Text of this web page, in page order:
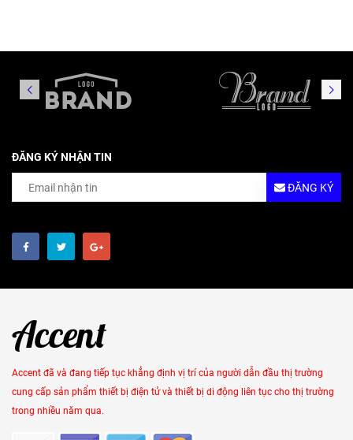
ĐĂNG KÝ NHẬN TIN
ĐĂNG KÝ
Accent đã và đang tiếp tục khẳng định vị trí của người dẫn đầu thị trường
cung cấp sản phẩm thiết bị điện tử và thiết bị di động liên tục cho thị trường
trong nhiều năm qua.